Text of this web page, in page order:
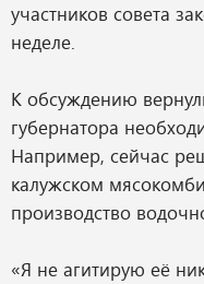
участников совета
неделе.
К обсуждению
губернатора
Например, сейчас
калужском
производство
«Я не агитирую её